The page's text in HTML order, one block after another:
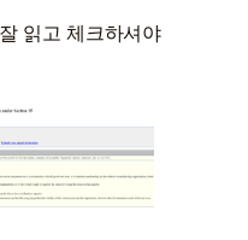
읽고 체크하셔야